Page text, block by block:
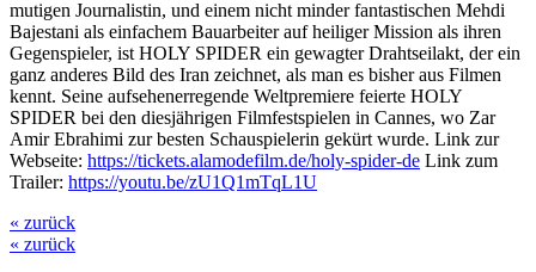
mutigen Journalistin, und einem nicht minder fantastischen Mehdi
Bajestani als einfachem Bauarbeiter auf heiliger Mission als ihren
Gegenspieler, ist HOLY SPIDER ein gewagter Drahtseilakt, der ein
ganz anderes Bild des Iran zeichnet, als man es bisher aus Filmen
kennt. Seine aufsehenerregende Weltpremiere feierte HOLY
SPIDER bei den diesjährigen Filmfestspielen in Cannes, wo Zar
Amir Ebrahimi zur besten Schauspielerin gekürt wurde. Link zur
Webseite: https://tickets.alamodefilm.de/holy-spider-de Link zum
Trailer: https://youtu.be/zU1Q1mTqL1U
« zurück
« zurück